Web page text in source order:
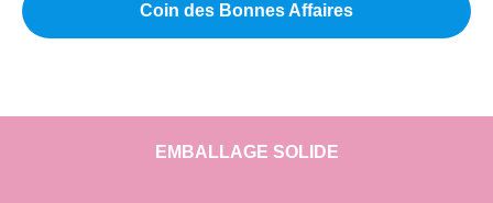
Coin des Bonnes Affaires
EMBALLAGE SOLIDE